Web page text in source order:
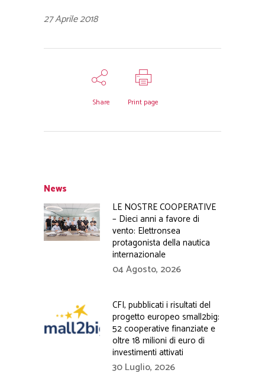
27 Aprile 2018
Share Print page
News
LE NOSTRE COOPERATIVE
– Dieci anni a favore di
vento: Elettronsea
protagonista della nautica
internazionale
04 Agosto, 2026
CFI, pubblicati i risultati del
progetto europeo small2big:
52 cooperative finanziate e
oltre 18 milioni di euro di
investimenti attivati
30 Luglio, 2026